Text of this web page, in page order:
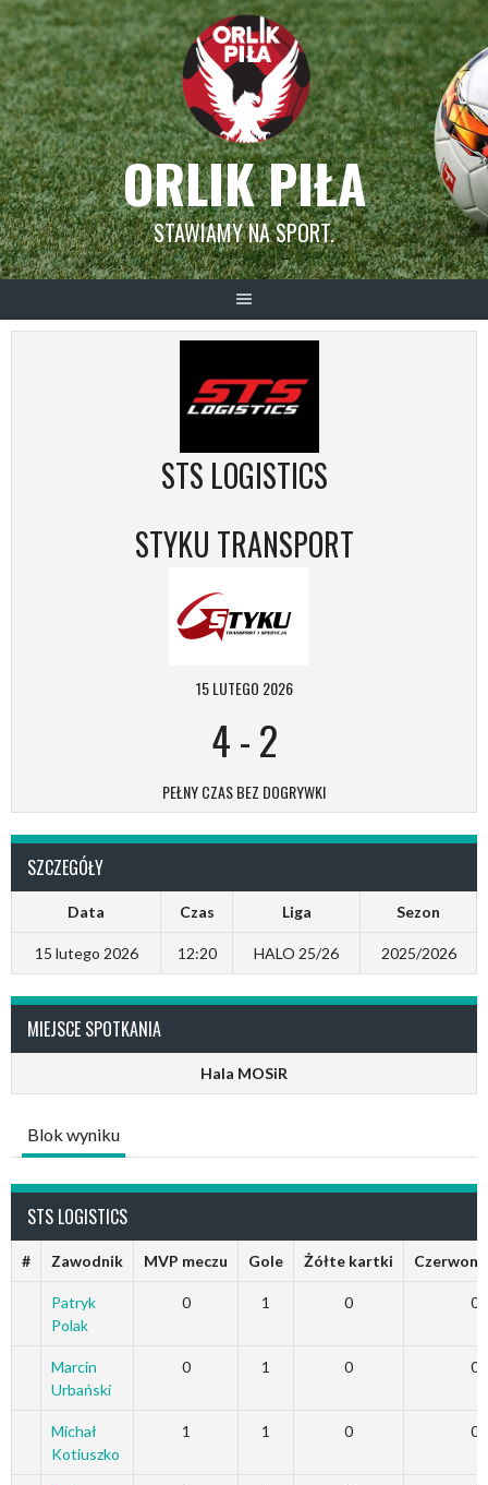
Skip
to
content
ORLIK PIŁA
STAWIAMY NA SPORT.
STS LOGISTICS
STYKU TRANSPORT
15 LUTEGO 2026
4-2
PEŁNY CZAS BEZ DOGRYWKI
SZCZEGÓŁY
Data Czas Liga Sezon
15 lutego 2026 12:20 HALO 25/26 2025/2026
MIEJSCE SPOTKANIA
Hala MOSiR
Blok wyniku
STS LOGISTICS
# Zawodnik MVP meczu Gole Żółte kartki
Patryk
Polak
0 1 0 0
Marcin
Urbański
0 1 0 0
Michał
Kotiuszko
1 1 0 0